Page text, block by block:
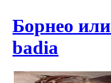
Борнео
badia